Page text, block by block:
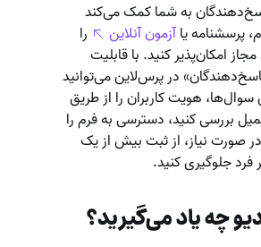
به شما کمک می‌کند
پرسشنامه یاآزمون آنلاین
را
امکان‌پذیر کنید. با قابلیت
در پرس‌لاین می‌توانید
هویت کاربران را از طریق
بررسی کنید، دسترسی به فرم را
صورت نیاز، از ثبت بیش از یک
جلوگیری کنید.
چه یاد می‌گیرید؟